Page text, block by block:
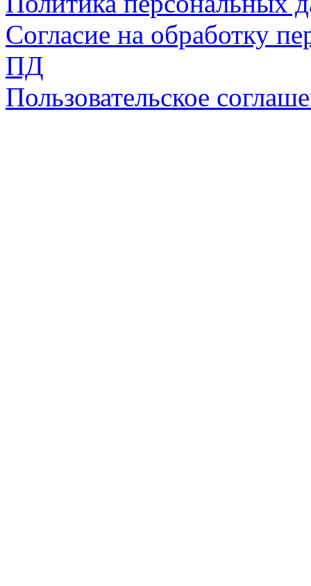
Согласие на обработку
ПД
Пользовательское